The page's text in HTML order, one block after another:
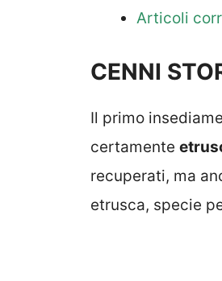
Articoli
CENNI
Il primo
certamente
recuperati, ma
etrusca, specie